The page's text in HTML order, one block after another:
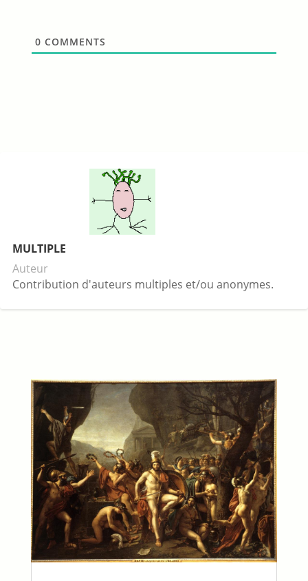
0 COMMENTS
MULTIPLE
Auteur
Contribution d'auteurs multiples et/ou anonymes.